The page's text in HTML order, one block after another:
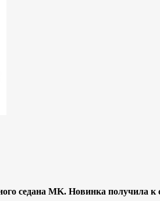
седана MK. Новинка получила к